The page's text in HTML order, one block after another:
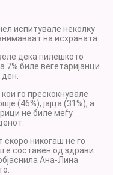
испитувале неколку
на исхраната.
дека пилешкото
биле вегетаријанци.
го прескокнувале
(46%), јајца (31%), а
не биле меѓу
никогаш не го
е составен од здрави
Ана-Лина